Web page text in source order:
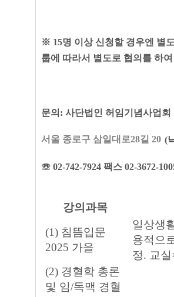
※ 15명 이상 신청할 경우엔 별
룹에 따라서 별도로 협의를 하
문의 : 사단법인 허임기념사업회
서울 종로구 삼일대로28길 20 (
☏ 02-742-7924 팩스 02-3672-
강의과목
(1) 침뜸입문
2025 가을
일상생
용적으
정. 교
(2) 경혈학 총론
및 임/독맥 경혈